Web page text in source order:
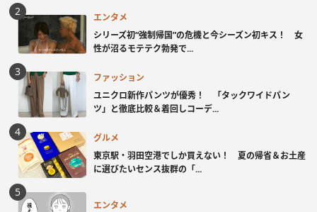
エンタメ
シリーズ初“強制帰国”の危機と今シーズン初キス！ 女
性が沼るモテテク勃発で...
ファッション
ユニクロ新作パンツが優秀！ 「タックワイドパン
ツ」と徹底比較＆着回しコーデ...
グルメ
東京駅・羽田空港でしか買えない！ 夏の帰省＆お土産
に選びたいセンス抜群の「...
エンタメ